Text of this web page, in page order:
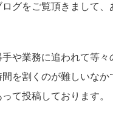
グをご覧頂きまして、
や業務に追われて等々
を割くのが難しいなか
て投稿しております。